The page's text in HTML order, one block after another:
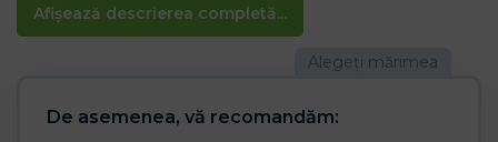
Afișează descrierea completă...
Izolație 100% poliester, gramaj 280 g/m²
Captuseala 100% poliester, gramaj 60 g/m²
– Guler stand
– Patru buzunare la piept, dintre care doua cu fermoar
De asemenea, vă recomandăm: